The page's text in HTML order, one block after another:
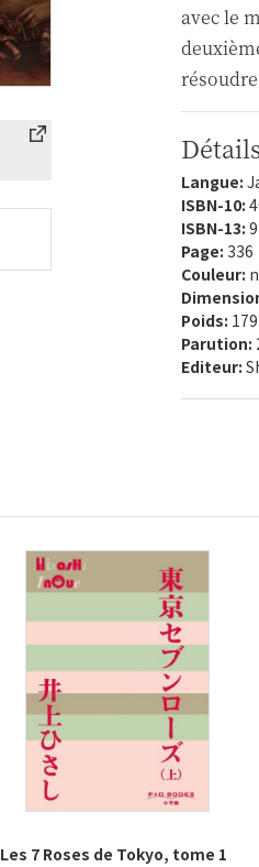
avec le
Langue:
ISBN-10:
ISBN-13:
Page: 336
Couleur:
Poids:
Parution:
Editeur:
Les 7 Roses de Tokyo, tome 1